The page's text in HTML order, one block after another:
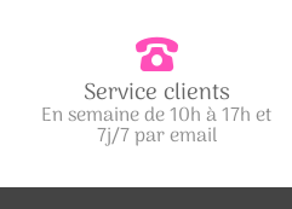
Service clients
En semaine de 10h à 17h et
7j/7 par email